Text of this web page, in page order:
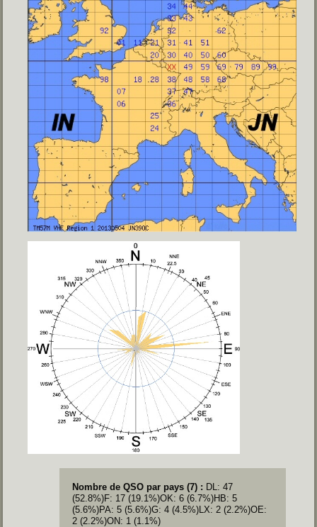
Nombre de QSO par pays (7) : DL: 47
(52.8%)F: 17 (19.1%)OK: 6 (6.7%)HB: 5
(5.6%)PA: 5 (5.6%)G: 4 (4.5%) LX: 2 (2.2%)OE:
2 (2.2%)ON: 1 (1.1%)